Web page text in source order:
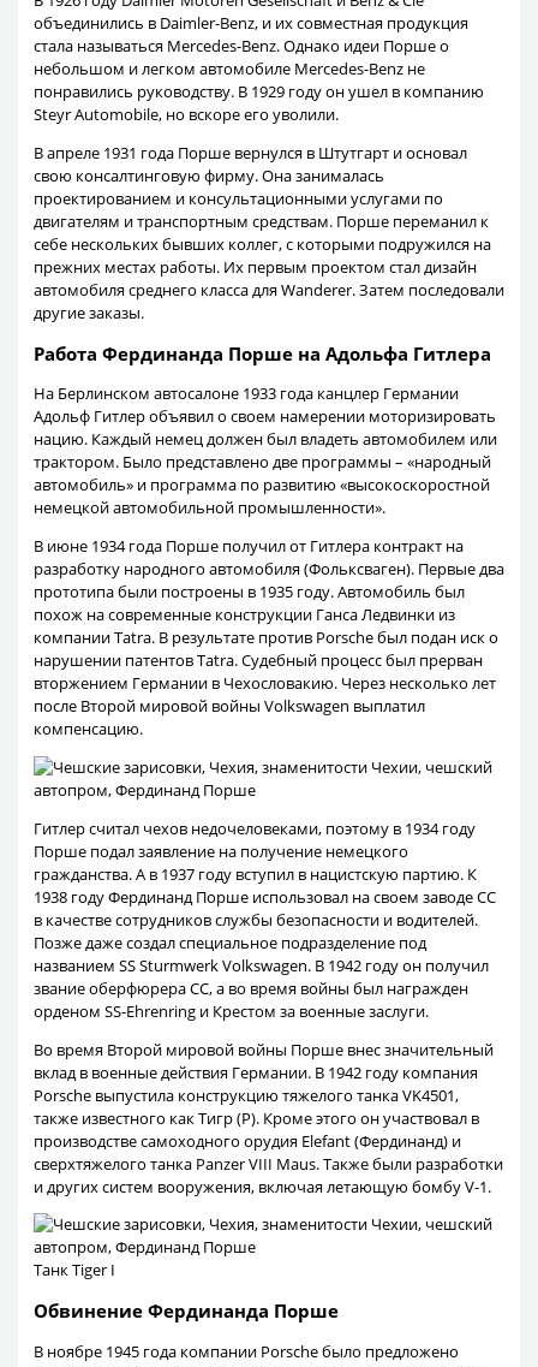
объединились в Daimler-Benz, и их совместная продукция
стала называться Mercedes-Benz. Однако идеи Порше о
небольшом и легком автомобиле Mercedes-Benz не
понравились руководству. В 1929 году он ушел в компанию
Steyr Automobile, но вскоре его уволили.
В апреле 1931 года Порше вернулся в Штутгарт и основал
свою консалтинговую фирму. Она занималась
проектированием и консультационными услугами по
двигателям и транспортным средствам. Порше переманил к
себе нескольких бывших коллег, с которыми подружился на
прежних местах работы. Их первым проектом стал дизайн
автомобиля среднего класса для Wanderer. Затем последовали
другие заказы.
Работа Фердинанда Порше на Адольфа Гитлера
На Берлинском автосалоне 1933 года канцлер Германии
Адольф Гитлер объявил о своем намерении моторизировать
нацию. Каждый немец должен был владеть автомобилем или
трактором. Было представлено две программы – «народный
автомобиль» и программа по развитию «высокоскоростной
немецкой автомобильной промышленности».
В июне 1934 года Порше получил от Гитлера контракт на
разработку народного автомобиля (Фольксваген). Первые два
прототипа были построены в 1935 году. Автомобиль был
похож на современные конструкции Ганса Ледвинки из
компании Tatra. В результате против Porsche был подан иск о
нарушении патентов Tatra. Судебный процесс был прерван
вторжением Германии в Чехословакию. Через несколько лет
после Второй мировой войны Volkswagen выплатил
компенсацию.
Гитлер считал чехов недочеловеками, поэтому в 1934 году
Порше подал заявление на получение немецкого
гражданства. А в 1937 году вступил в нацистскую партию. К
1938 году Фердинанд Порше использовал на своем заводе СС
в качестве сотрудников службы безопасности и водителей.
Позже даже создал специальное подразделение под
названием SS Sturmwerk Volkswagen. В 1942 году он получил
звание оберфюрера СС, а во время войны был награжден
орденом SS-Ehrenring и Крестом за военные заслуги.
Во время Второй мировой войны Порше внес значительный
вклад в военные действия Германии. В 1942 году компания
Porsche выпустила конструкцию тяжелого танка VK4501,
также известного как Тигр (P). Кроме этого он участвовал в
производстве самоходного орудия Elefant (Фердинанд) и
сверхтяжелого танка Panzer VIII Maus. Также были разработки
и других систем вооружения, включая летающую бомбу V-1.
Танк Tiger I
Обвинение Фердинанда Порше
В ноябре 1945 года компании Porsche было предложено